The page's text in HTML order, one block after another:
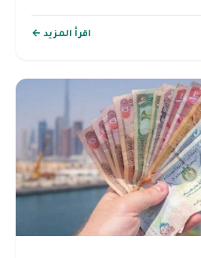
اقرأ المزيد ←